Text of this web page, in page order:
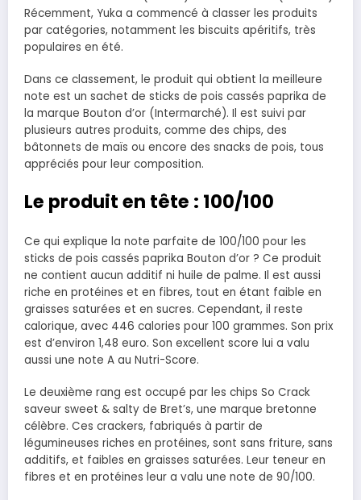
Récemment, Yuka a commencé à classer les produits
par catégories, notamment les biscuits apéritifs, très
populaires en été.
Dans ce classement, le produit qui obtient la meilleure
note est un sachet de sticks de pois cassés paprika de
la marque Bouton d’or (Intermarché). Il est suivi par
plusieurs autres produits, comme des chips, des
bâtonnets de maïs ou encore des snacks de pois, tous
appréciés pour leur composition.
Le produit en tête : 100/100
Ce qui explique la note parfaite de 100/100 pour les
sticks de pois cassés paprika Bouton d’or ? Ce produit
ne contient aucun additif ni huile de palme. Il est aussi
riche en protéines et en fibres, tout en étant faible en
graisses saturées et en sucres. Cependant, il reste
calorique, avec 446 calories pour 100 grammes. Son prix
est d’environ 1,48 euro. Son excellent score lui a valu
aussi une note A au Nutri-Score.
Le deuxième rang est occupé par les chips So Crack
saveur sweet & salty de Bret’s, une marque bretonne
célèbre. Ces crackers, fabriqués à partir de
légumineuses riches en protéines, sont sans friture, sans
additifs, et faibles en graisses saturées. Leur teneur en
fibres et en protéines leur a valu une note de 90/100.